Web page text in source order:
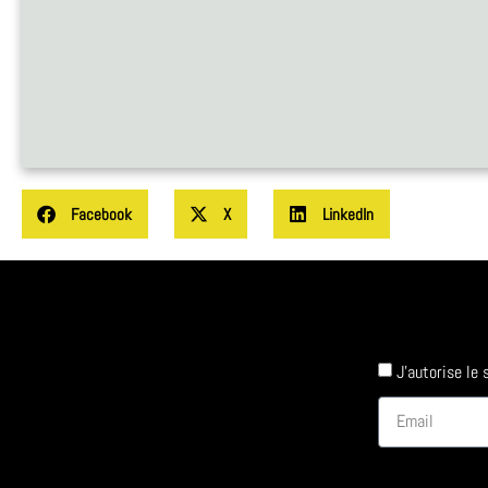
Facebook X LinkedIn
J'autorise le